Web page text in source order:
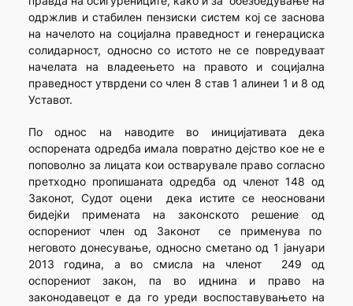
одржлив и стабилен пензиски систем кој се заснова
на начелото на социјална праведност и генерациска
солидарност, односно со истото не се повредуваат
начелата на владеењето на правото и социјална
праведност утврдени со член 8 став 1 алинеи 1 и 8 од
Уставот.
По однос на наводите во иницијативата дека
оспорената одредба имала повратно дејство кое не е
поповолно за лицата кои остварувале право согласно
претходно пропишаната одредба од членот 148 од
Законот, Судот оцени дека истите се неосновани
бидејќи примената на законското решение од
оспорениот член од Законот се применува по
неговото донесување, односно сметано од 1 јануари
2013 година, а во смисла на членот 249 од
оспорениот закон, па во иднина и право на
законодавецот е да го уреди воспоставувањето на